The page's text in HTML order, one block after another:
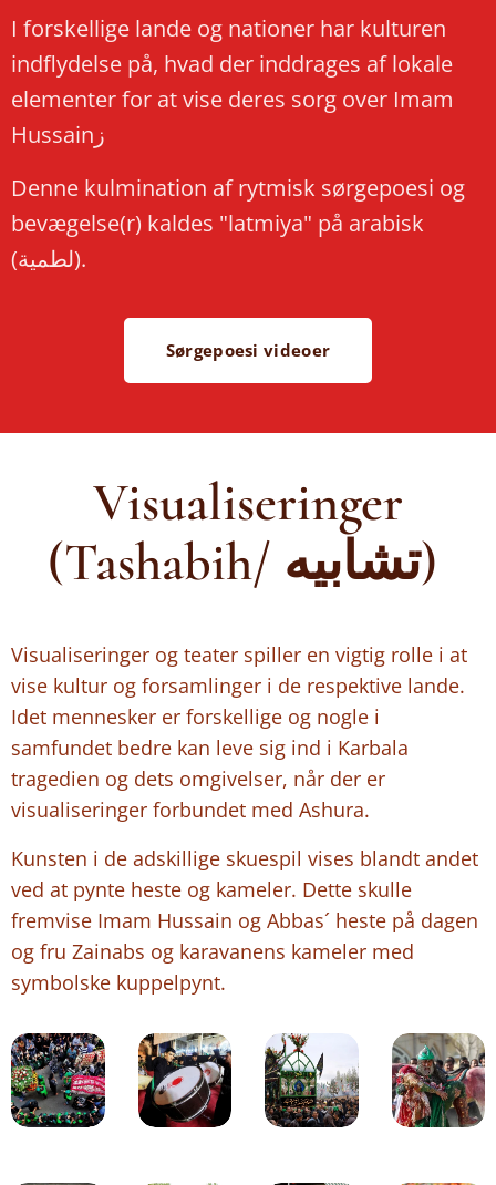
I forskellige lande og nationer har kulturen
indflydelse på, hvad der inddrages af lokale
elementer for at vise deres sorg over Imam
Hussainز
Denne kulmination af rytmisk sørgepoesi og
bevægelse(r) kaldes "latmiya" på arabisk
(لطمية).
Sørgepoesi videoer
Visualiseringer
(Tashabih/ تشابيه)
Visualiseringer og teater spiller en vigtig rolle i at
vise kultur og forsamlinger i de respektive lande.
Idet mennesker er forskellige og nogle i
samfundet bedre kan leve sig ind i Karbala
tragedien og dets omgivelser, når der er
visualiseringer forbundet med Ashura.
Kunsten i de adskillige skuespil vises blandt andet
ved at pynte heste og kameler. Dette skulle
fremvise Imam Hussain og Abbas´ heste på dagen
og fru Zainabs og karavanens kameler med
symbolske kuppelpynt.